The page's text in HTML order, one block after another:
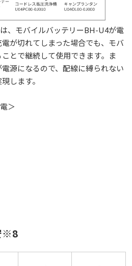
、モバイルバッテリーBH-U4が電
が切れてしまった場合でも、モバ
とで継続して使用できます。ま
源になるので、配線に縛られない
します。
＞
※8